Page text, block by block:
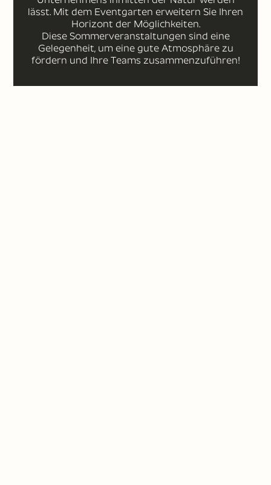
lässt. Mit dem Eventgarten erweitern Sie Ihren
Horizont der Möglichkeiten.
Diese Sommerveranstaltungen sind eine
Gelegenheit, um eine gute Atmosphäre zu
fördern und Ihre Teams zusammenzuführen!